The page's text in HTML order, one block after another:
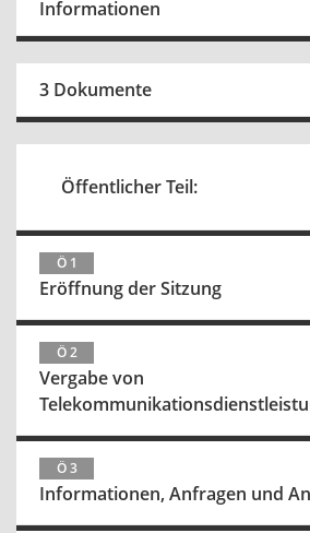
Informationen
3 Dokumente
Öffentlicher Teil:
Ö 1
Eröffnung der Sitzung
Ö 2
Vergabe von
Ö 3
Informationen, Anfragen und